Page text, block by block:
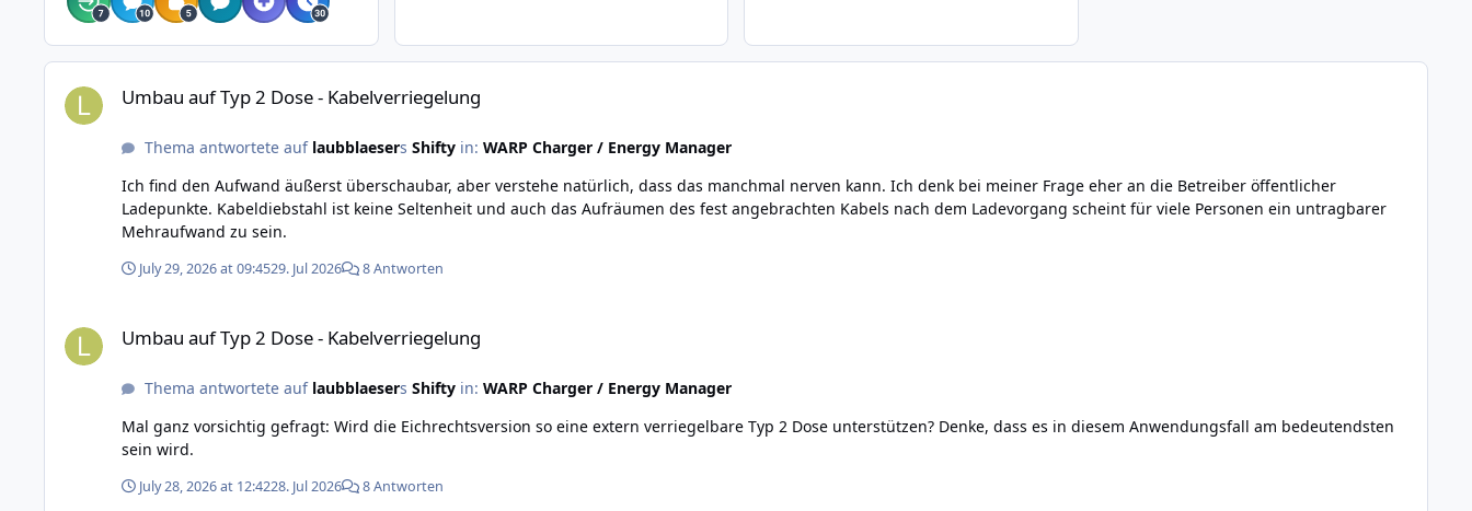
Umbau auf Typ 2 Dose - Kabelverriegelung
Umbau auf Typ 2 Dose - Kabelverriegelung
Thema antwortete auf laubblaesers Shiftyin: WARP Charger / Energy Manager
Ich find den Aufwand äußerst überschaubar, aber verstehe natürlich, dass das manchmal nerven kann. Ich denk bei meiner Frage eher an die Betreiber öffentlicher
Ladepunkte. Kabeldiebstahl ist keine Seltenheit und auch das Aufräumen des fest angebrachten Kabels nach dem Ladevorgang scheint für viele Personen ein untragbarer
Mehraufwand zu sein.
July 29, 2026 at 09:4529. Jul 2026 8 Antworten
Umbau auf Typ 2 Dose - Kabelverriegelung
Thema antwortete auf laubblaesers Shiftyin: WARP Charger / Energy Manager
Mal ganz vorsichtig gefragt: Wird die Eichrechtsversion so eine extern verriegelbare Typ 2 Dose unterstützen? Denke, dass es in diesem Anwendungsfall am bedeutendsten
sein wird.
July 28, 2026 at 12:4228. Jul 2026 8 Antworten